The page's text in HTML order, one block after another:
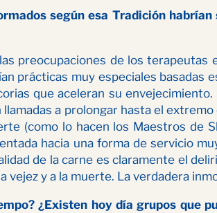
según esa Tradición
preocupaciones de los terapeutas
prácticas muy especiales basadas
que aceleran su
a prolongar hasta el
(como lo hacen los Maestros de
hacia una forma de servicio
de la carne es claramente el
vejez y a la muerte. La verdadera
¿Existen hoy día grupos que